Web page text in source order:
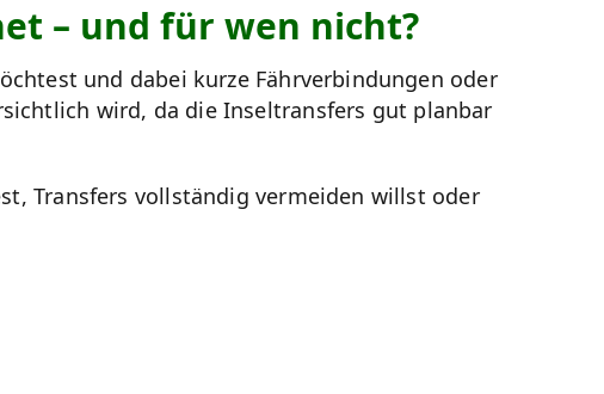
– und für wen nicht?
und dabei kurze Fährverbindungen oder
wird, da die Inseltransfers gut planbar
Transfers vollständig vermeiden willst oder